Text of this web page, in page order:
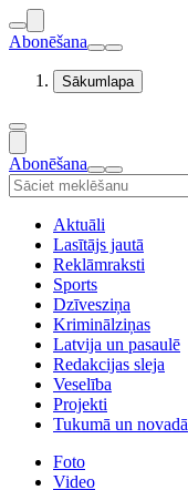
Abonēšana
Sākumlapa
Abonēšana
Aktuāli
Lasītājs jautā
Reklāmraksti
Sports
Dzīvesziņa
Kriminālziņas
Latvija un pasaulē
Redakcijas sleja
Veselība
Projekti
Tukumā un novadā
Foto
Video